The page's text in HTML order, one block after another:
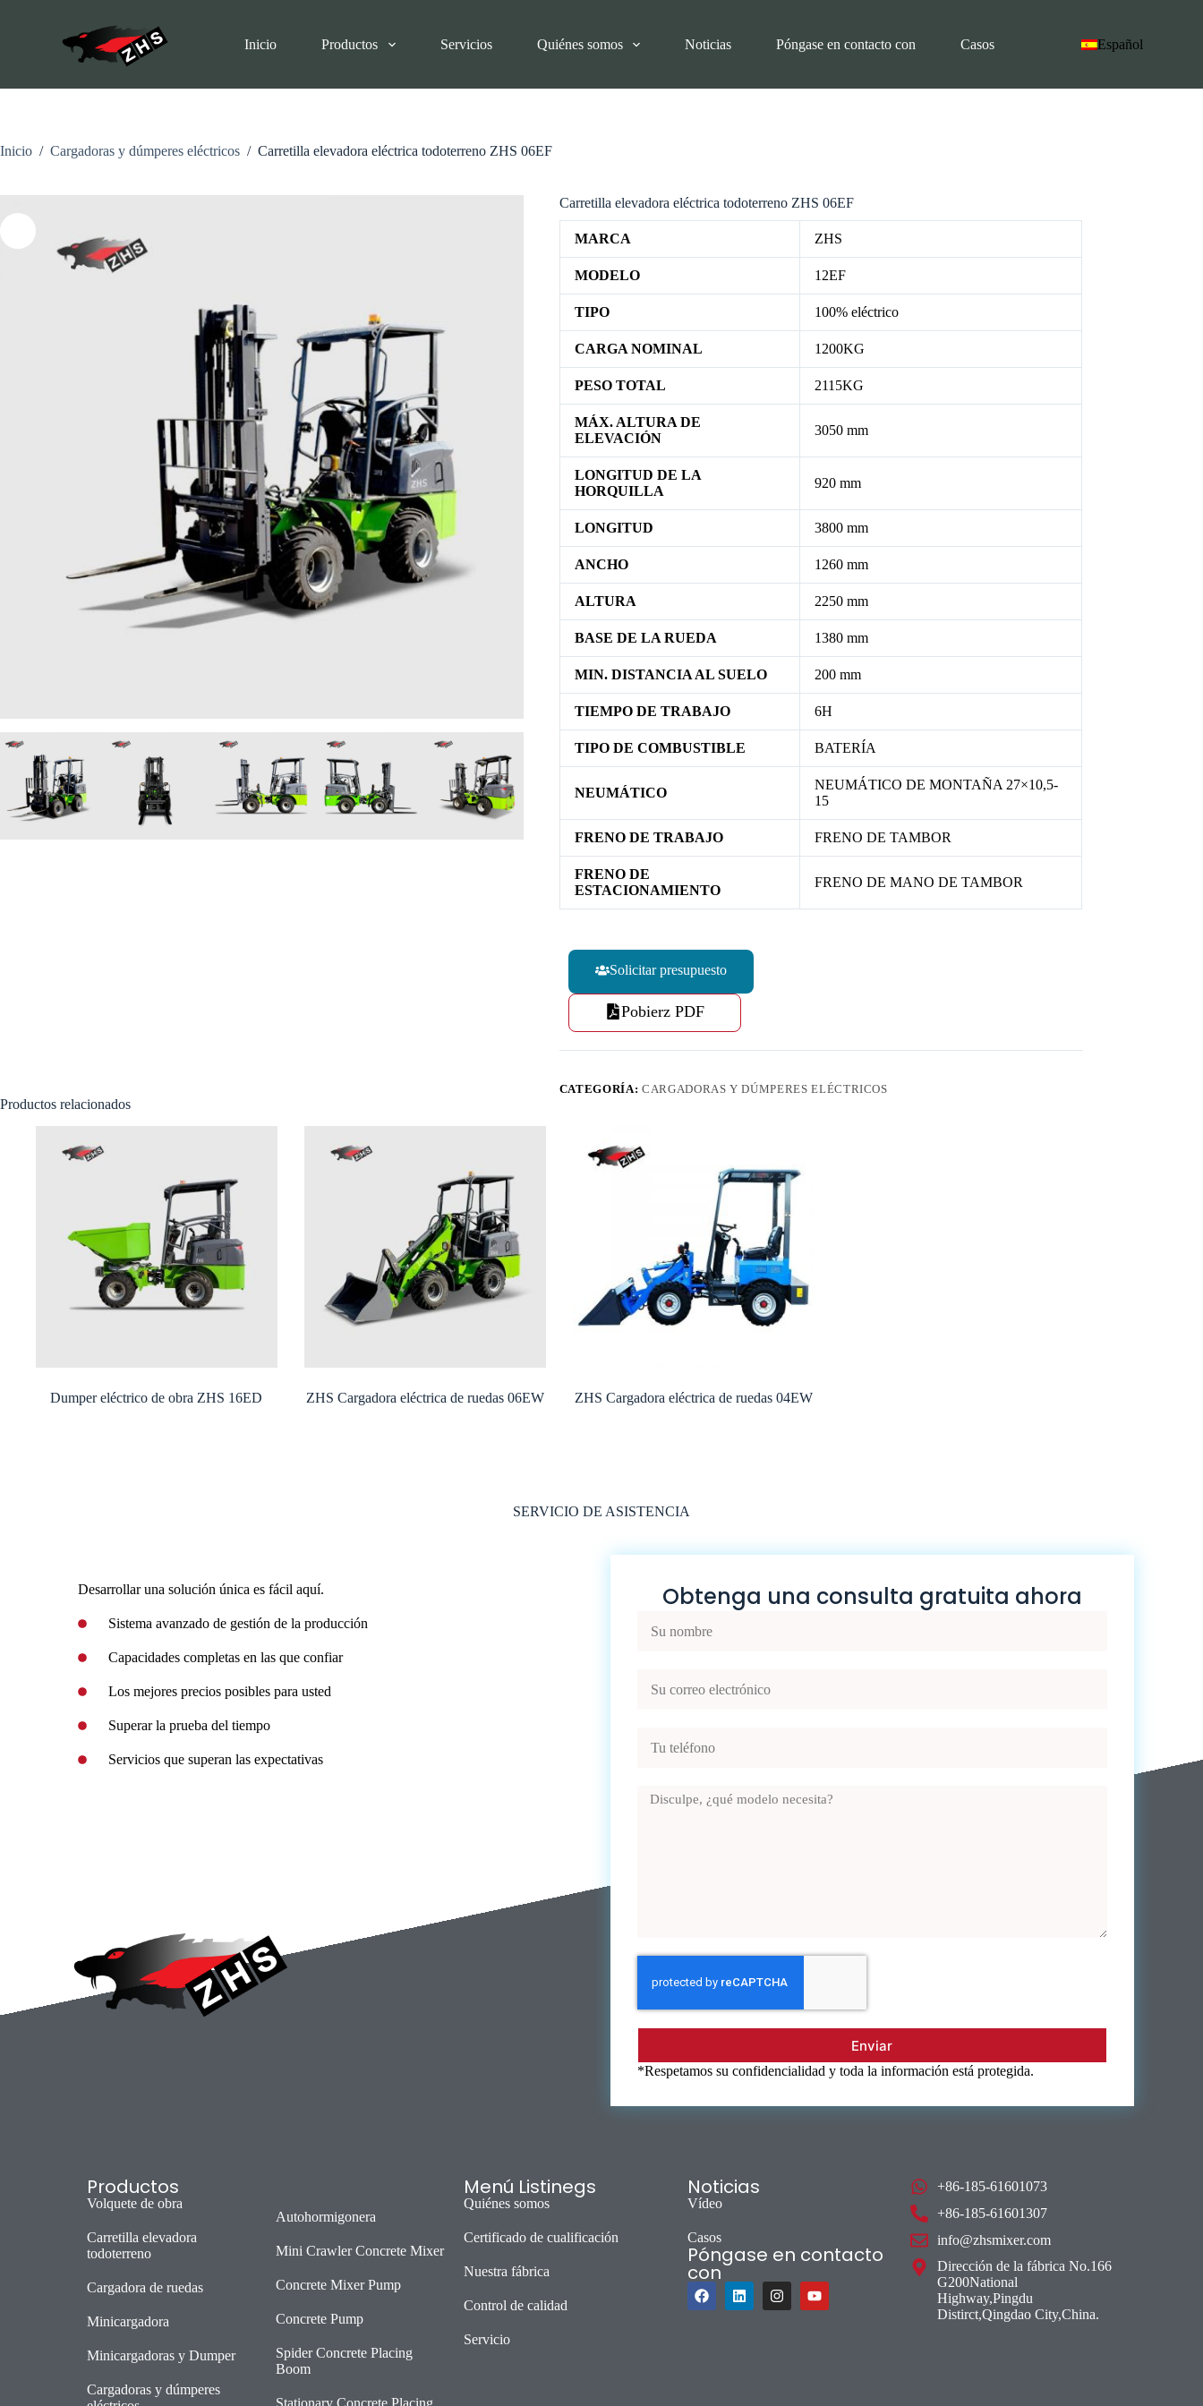
e
Inicio Productos Servicios Quiénes somos Noticias Póngase en contacto con Casos Español
Inicio / Cargadoras y dúmperes eléctricos / Carretilla elevadora eléctrica todoterreno ZHS 06EF
Carretilla elevadora eléctrica todoterreno ZHS 06EF
MARCA ZHS
MODELO 12EF
TIPO 100% eléctrico
CARGA NOMINAL 1200KG
PESO TOTAL 2115KG
MÁX. ALTURA DE
ELEVACIÓN
3050 mm
LONGITUD DE LA
HORQUILLA
920 mm
LONGITUD 3800 mm
ANCHO 1260 mm
ALTURA 2250 mm
BASE DE LA RUEDA 1380 mm
MIN. DISTANCIA AL SUELO 200 mm
TIEMPO DE TRABAJO 6H
TIPO DE COMBUSTIBLE BATERÍA
NEUMÁTICO
NEUMÁTICO DE MONTAÑA 27×10,5-
15
FRENO DE TRABAJO FRENO DE TAMBOR
FRENO DE
ESTACIONAMIENTO
FRENO DE MANO DE TAMBOR
Solicitar presupuesto
Pobierz PDF
CATEGORÍA: CARGADORAS Y DÚMPERES ELÉCTRICOS
Productos relacionados
Dumper eléctrico de obra ZHS 16ED ZHS Cargadora eléctrica de ruedas 06EW ZHS Cargadora eléctrica de ruedas 04EW
SERVICIO DE ASISTENCIA
Desarrollar una solución única es fácil aquí.
Sistema avanzado de gestión de la producción
Capacidades completas en las que confiar
Los mejores precios posibles para usted
Superar la prueba del tiempo
Servicios que superan las expectativas
Obtenga una consulta gratuita ahora
Enviar
*Respetamos su confidencialidad y toda la información está protegida.
Productos
Volquete de obra
Carretilla elevadora
todoterreno
Cargadora de ruedas
Minicargadora
Minicargadoras y Dumper
Cargadoras y dúmperes
Autohormigonera
Mini Crawler Concrete Mixer
Concrete Mixer Pump
Concrete Pump
Spider Concrete Placing
Boom
Stationary Concrete Placing
Menú Listinegs
Quiénes somos
Certificado de cualificación
Nuestra fábrica
Control de calidad
Servicio
Noticias
Vídeo
Casos
Póngase en contacto
con
+86-185-61601073
+86-185-61601307
info@zhsmixer.com
Dirección de la fábrica No.166
G200National
Highway,Pingdu
Distirct,Qingdao City,China.